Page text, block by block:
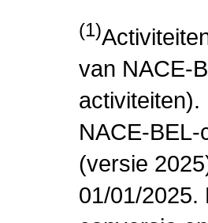
(1)
van NACE-
NACE-
(versie
01/01/2025.